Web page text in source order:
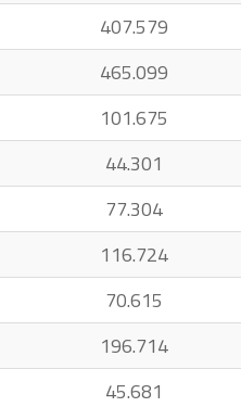
407.579
465.099
101.675
44.301
77.304
116.724
70.615
196.714
45.681